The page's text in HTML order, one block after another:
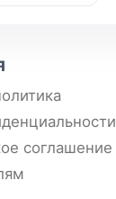
соглашение